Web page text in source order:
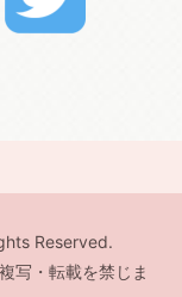
Reserved.
写・転載を禁じま